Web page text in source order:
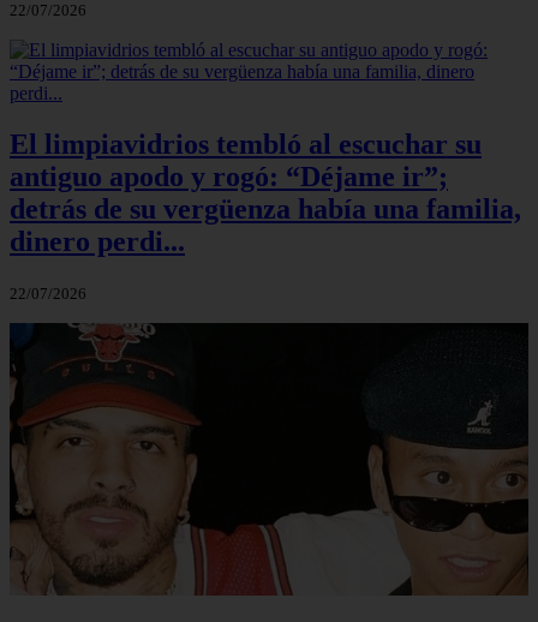
22/07/2026
El limpiavidrios tembló al escuchar su
antiguo apodo y rogó: “Déjame ir”;
detrás de su vergüenza había una familia,
dinero perdi...
22/07/2026